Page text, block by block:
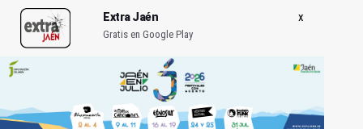
Extra Jaén
Gratis en Google Play